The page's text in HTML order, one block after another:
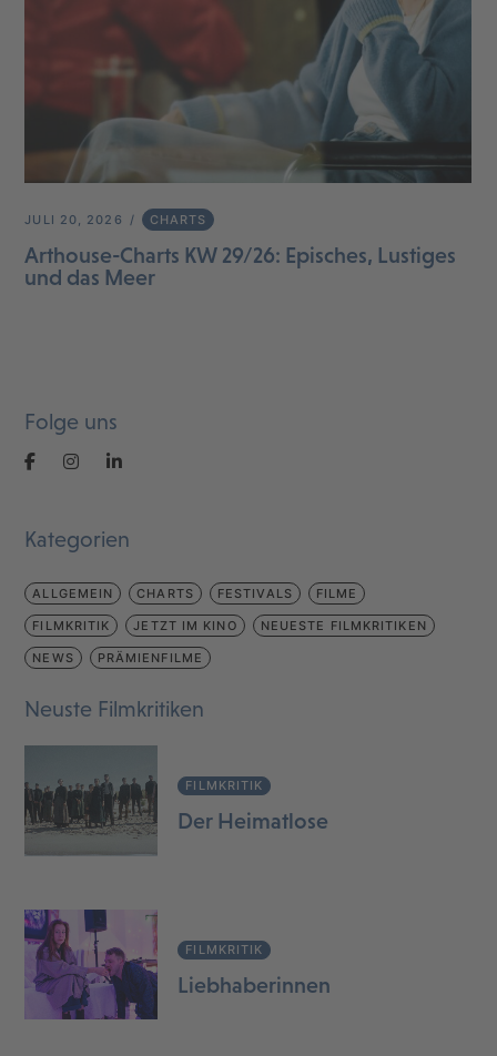
JULI 20, 2026 CHARTS
Arthouse-Charts KW 29/26: Episches, Lustiges
und das Meer
Folge uns
Kategorien
ALLGEMEIN CHARTS FESTIVALS FILME
FILMKRITIK JETZT IM KINO NEUESTE FILMKRITIKEN
NEWS PRÄMIENFILME
Neuste Filmkritiken
FILMKRITIK
Der Heimatlose
FILMKRITIK
Liebhaberinnen